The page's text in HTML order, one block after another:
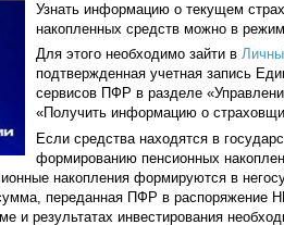
Узнать информацию о текущем
накопленных средств можно в
Для этого необходимо зайти в
подтвержденная учетная запись
сервисов ПФР в разделе
«Получить информацию о
Если средства находятся в
формированию пенсионных
накопления формируются в
переданная ПФР в распоряжение
и результатах инвестирования